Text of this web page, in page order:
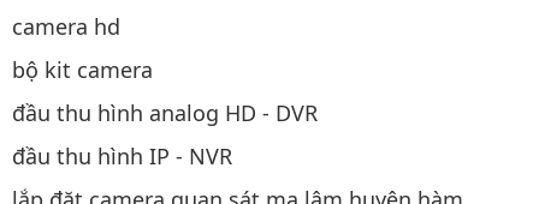
camera hd
bộ kit camera
đầu thu hình analog HD - DVR
đầu thu hình IP - NVR